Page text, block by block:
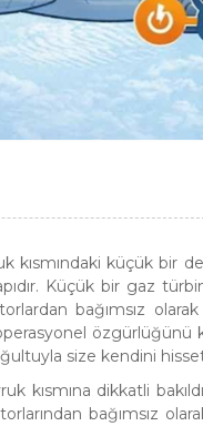
kısmındaki küçük bir
Küçük bir gaz
bağımsız
size kendini
kısmına dikkatli
bağımsız